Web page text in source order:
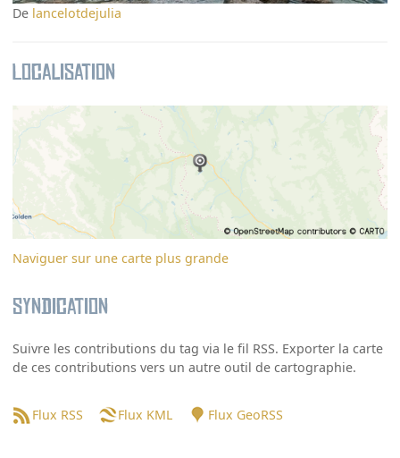
De lancelotdejulia
Localisation
Naviguer sur une carte plus grande
Syndication
Suivre les contributions du tag via le fil RSS. Exporter la carte
de ces contributions vers un autre outil de cartographie.
Flux RSS Flux KML Flux GeoRSS